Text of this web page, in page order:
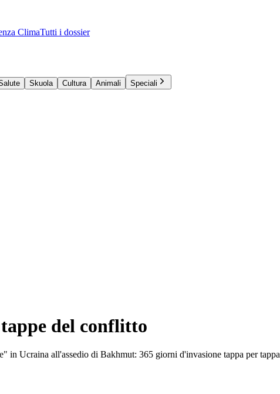
ClimaTutti i dossier
Skuola Cultura Animali
Speciali
del conflitto
in Ucraina all'assedio di Bakhmut: 365 giorni d'invasione tappa per tappa